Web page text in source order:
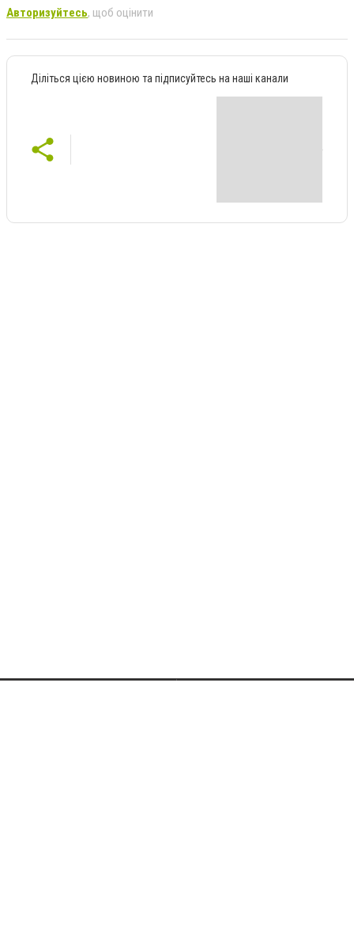
Авторизуйтесь, щоб оцінити
Діліться цією новиною та підписуйтесь на наші канали